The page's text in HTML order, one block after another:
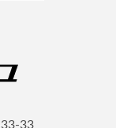
33